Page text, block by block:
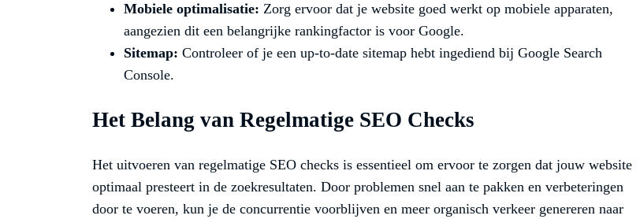
Mobiele optimalisatie: Zorg ervoor dat je website goed werkt op mobiele apparaten,
aangezien dit een belangrijke rankingfactor is voor Google.
Sitemap: Controleer of je een up-to-date sitemap hebt ingediend bij Google Search
Console.
Het Belang van Regelmatige SEO Checks
Het uitvoeren van regelmatige SEO checks is essentieel om ervoor te zorgen dat jouw website
optimaal presteert in de zoekresultaten. Door problemen snel aan te pakken en verbeteringen
door te voeren, kun je de concurrentie voorblijven en meer organisch verkeer genereren naar